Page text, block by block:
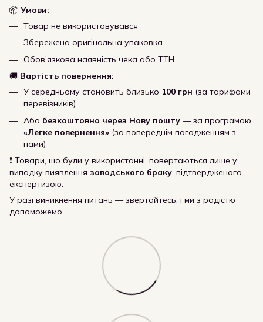
📦 Умови:
Товар не використовувався
Збережена оригінальна упаковка
Обов’язкова наявність чека або ТТН
🚚 Вартість повернення:
У середньому становить близько 100 грн (за тарифами
перевізників)
Або безкоштовно через Нову пошту — за програмою
«Легке повернення» (за попереднім погодженням з
нами)
❗ Товари, що були у використанні, повертаються лише у
випадку виявлення заводського браку, підтвердженого
експертизою.
У разі виникнення питань — звертайтесь, і ми з радістю
допоможемо.